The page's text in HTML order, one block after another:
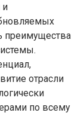
и
преимущества
отрасли
по всему